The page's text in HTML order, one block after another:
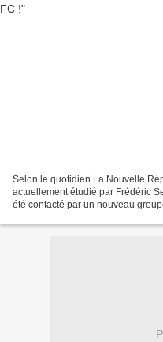
Selon le quotidien La Nouvelle
actuellement étudié par Frédéric
été contacté par un nouveau